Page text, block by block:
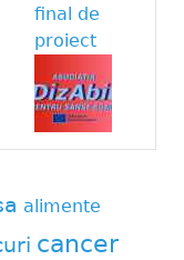
final de
proiect
alimente
cancer